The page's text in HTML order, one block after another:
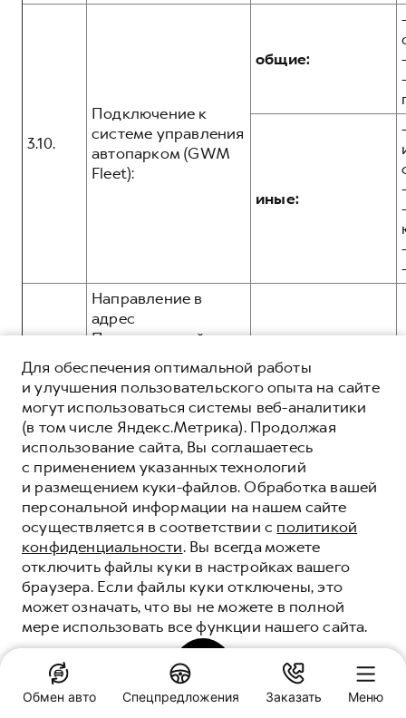
3.10.
Подключение к
системе управления
автопарком (GWM
Fleet):
общие:
иные:
3.11.
Направление в
адрес
Пользователей
рассылок,
информационных и
рекламных
сообщений и
материалов в том
числе, но не
ограничиваясь, о
продукции и
услугах,
презентаций, о
новостях брендов
HAVAL, GWM,
посредством e-mail
рассылки:
общие:
иные:
общие:
Для обеспечения оптимальной работы
и улучшения пользовательского опыта на сайте
могут использоваться системы веб-аналитики
(в том числе Яндекс.Метрика). Продолжая
использование сайта, Вы соглашаетесь
с применением указанных технологий
и размещением куки-файлов. Обработка вашей
персональной информации на нашем сайте
осуществляется в соответствии с политикой
конфиденциальности. Вы всегда можете
отключить файлы куки в настройках вашего
браузера. Если файлы куки отключены, это
может означать, что вы не можете в полной
мере использовать все функции нашего сайта.
ПОНЯТНО
Обмен авто Спецпредложения Заказать Меню